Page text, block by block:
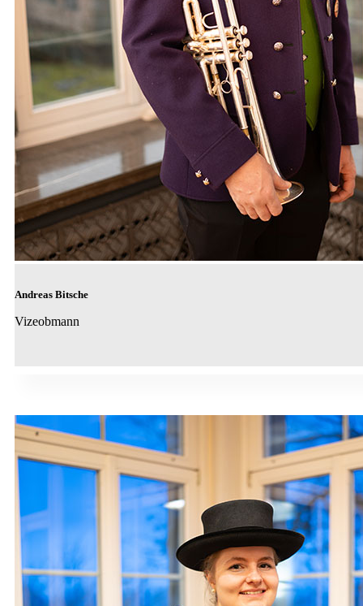
Andreas Bitsche
Vizeobmann